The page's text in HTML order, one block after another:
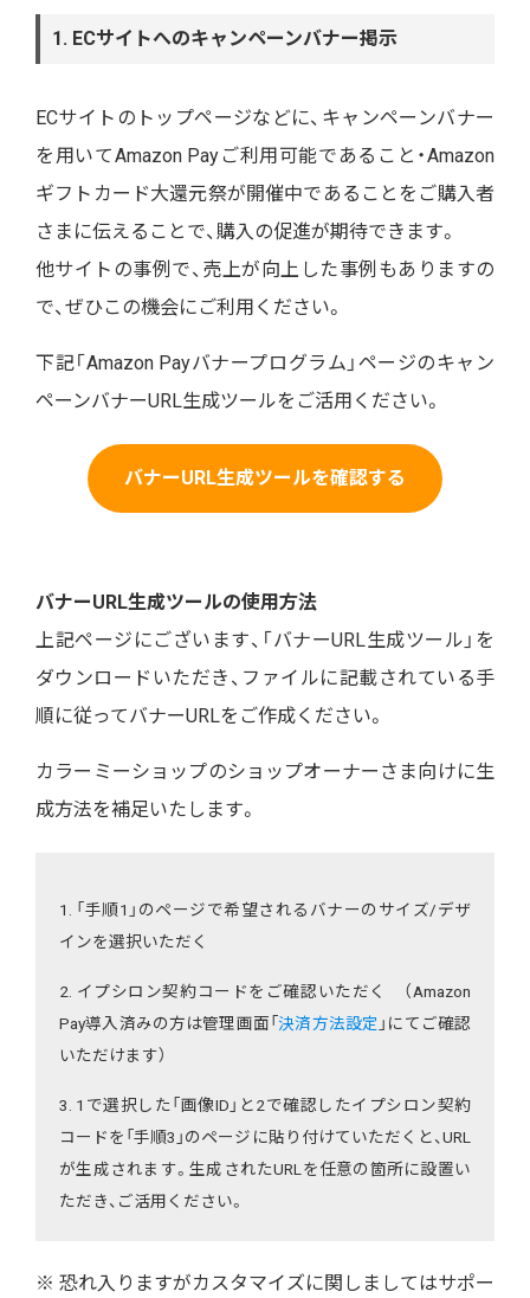
1. ECサイトへのキャンペーンバナー掲示
ECサイトのトップページなどに、キャンペーンバナー
を用いてAmazon Payご利用可能であること・Amazon
ギフトカード大還元祭が開催中であることをご購入者
さまに伝えることで、購入の促進が期待できます。
他サイトの事例で、売上が向上した事例もありますの
で、ぜひこの機会にご利用ください。
下記「Amazon Payバナープログラム」ページのキャン
ペーンバナーURL生成ツールをご活用ください。
バナーURL生成ツールを確認する
バナーURL生成ツールの使用方法
上記ページにございます、「バナーURL生成ツール」を
ダウンロードいただき、ファイルに記載されている手
順に従ってバナーURLをご作成ください。
カラーミーショップのショップオーナーさま向けに生
成方法を補足いたします。
1. 「手順1」のページで希望されるバナーのサイズ/デザ
インを選択いただく
2. イプシロン契約コードをご確認いただく （Amazon
Pay導入済みの方は管理画面「決済方法設定 」にてご確認
いただけます）
3. 1で選択した「画像ID」と2で確認したイプシロン契約
コードを「手順3」のページに貼り付けていただくと、URL
が生成されます。生成されたURLを任意の箇所に設置い
ただき、ご活用ください。
※ 恐れ入りますがカスタマイズに関しましてはサポー